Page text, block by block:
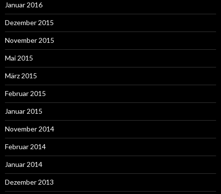
Januar 2016
Dezember 2015
November 2015
Mai 2015
März 2015
Februar 2015
Januar 2015
November 2014
Februar 2014
Januar 2014
Dezember 2013